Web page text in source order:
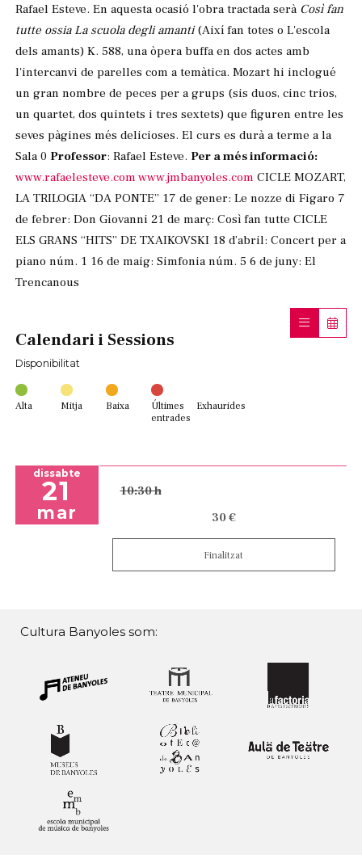
Rafael Esteve. En aquesta ocasió l'obra tractada serà Così fan
tutte ossia La scuola degli amanti(Així fan totes o L'escola
dels amants) K. 588, una òpera buffa en dos actes amb
l'intercanvi de parelles com a temàtica. Mozart hi inclogué
un gran nombre de peces per a grups (sis duos, cinc trios,
un quartet, dos quintets i tres sextets) que figuren entre les
seves pàgines més delicioses. El curs es durà a terme a la
Sala 0 Professor: Rafael Esteve. Per a més informació:
www.rafaelesteve.com www.jmbanyoles.com CICLE MOZART,
LA TRILOGIA “DA PONTE” 17 de gener: Le nozze di Figaro 7
de febrer: Don Giovanni 21 de març: Così fan tutte CICLE
ELS GRANS “HITS” DE TXAIKOVSKI 18 d’abril: Concert per a
piano núm. 1 16 de maig: Simfonia núm. 5 6 de juny: El
Trencanous
Calendari i Sessions
Disponibilitat
Alta Mitja Baixa
Últimes
entrades
Exhaurides
dissabte
21
mar
10:30 h
30 €
Finalitzat
Cultura Banyoles som: